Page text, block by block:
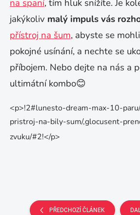
na spaní, tím hluk snížíte. Je
jakýkoliv malý impuls vás
přístroj na šum, abyste se
pokojné usínání, a nechte se
příbojem. Nebo dejte na nás a
ultimátní kombo😊
<p>!2#lunesto-dream-max-10-
pristroj-na-bily-sum/,glocusent-
zvuku/#2!</p>
PŘEDCHOZÍ ČLÁNEK